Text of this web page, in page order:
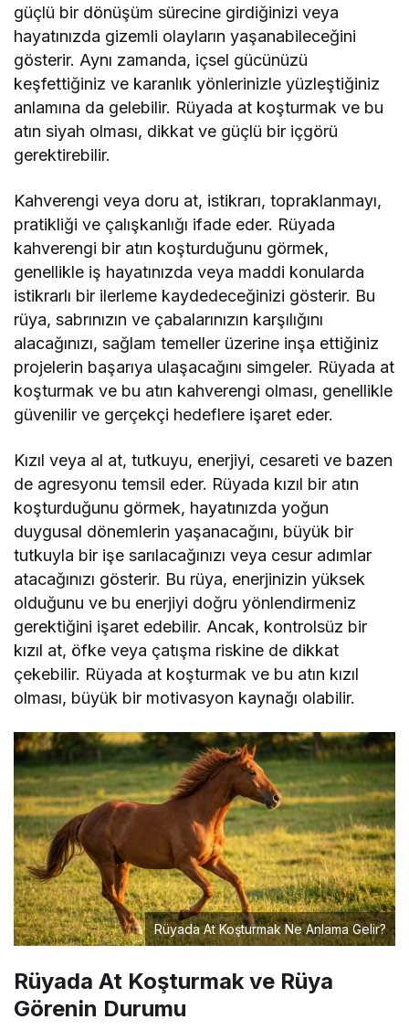
güçlü bir dönüşüm sürecine girdiğinizi veya
hayatınızda gizemli olayların yaşanabileceğini
gösterir. Aynı zamanda, içsel gücünüzü
keşfettiğiniz ve karanlık yönlerinizle yüzleştiğiniz
anlamına da gelebilir. Rüyada at koşturmak ve bu
atın siyah olması, dikkat ve güçlü bir içgörü
gerektirebilir.
Kahverengi veya doru at, istikrarı, topraklanmayı,
pratikliği ve çalışkanlığı ifade eder. Rüyada
kahverengi bir atın koşturduğunu görmek,
genellikle iş hayatınızda veya maddi konularda
istikrarlı bir ilerleme kaydedeceğinizi gösterir. Bu
rüya, sabrınızın ve çabalarınızın karşılığını
alacağınızı, sağlam temeller üzerine inşa ettiğiniz
projelerin başarıya ulaşacağını simgeler. Rüyada at
koşturmak ve bu atın kahverengi olması, genellikle
güvenilir ve gerçekçi hedeflere işaret eder.
Kızıl veya al at, tutkuyu, enerjiyi, cesareti ve bazen
de agresyonu temsil eder. Rüyada kızıl bir atın
koşturduğunu görmek, hayatınızda yoğun
duygusal dönemlerin yaşanacağını, büyük bir
tutkuyla bir işe sarılacağınızı veya cesur adımlar
atacağınızı gösterir. Bu rüya, enerjinizin yüksek
olduğunu ve bu enerjiyi doğru yönlendirmeniz
gerektiğini işaret edebilir. Ancak, kontrolsüz bir
kızıl at, öfke veya çatışma riskine de dikkat
çekebilir. Rüyada at koşturmak ve bu atın kızıl
olması, büyük bir motivasyon kaynağı olabilir.
Rüyada At Koşturmak Ne Anlama Gelir?
Rüyada At Koşturmak ve Rüya
Görenin Durumu